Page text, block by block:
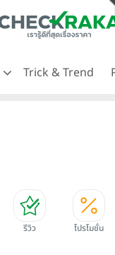
Trick & Trend
รีวิว โปรโมชั่น